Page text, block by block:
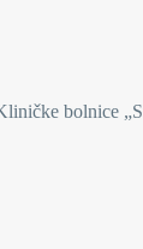
bolnice